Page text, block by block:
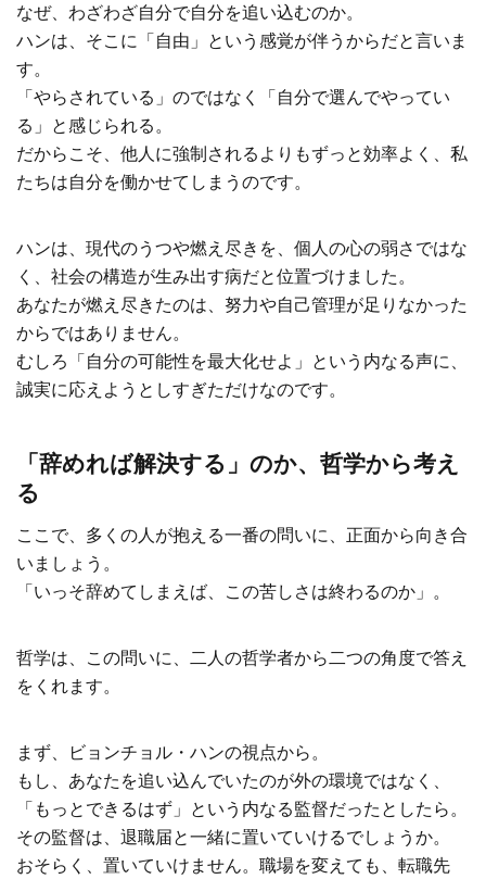
なぜ、わざわざ自分で自分を追い込むのか。
ハンは、そこに「自由」という感覚が伴うからだと言いま
す。
「やらされている」のではなく「自分で選んでやってい
る」と感じられる。
だからこそ、他人に強制されるよりもずっと効率よく、私
たちは自分を働かせてしまうのです。
ハンは、現代のうつや燃え尽きを、個人の心の弱さではな
く、社会の構造が生み出す病だと位置づけました。
あなたが燃え尽きたのは、努力や自己管理が足りなかった
からではありません。
むしろ「自分の可能性を最大化せよ」という内なる声に、
誠実に応えようとしすぎただけなのです。
「辞めれば解決する」のか、哲学から考え
る
ここで、多くの人が抱える一番の問いに、正面から向き合
いましょう。
「いっそ辞めてしまえば、この苦しさは終わるのか」。
哲学は、この問いに、二人の哲学者から二つの角度で答え
をくれます。
まず、ビョンチョル・ハンの視点から。
もし、あなたを追い込んでいたのが外の環境ではなく、
「もっとできるはず」という内なる監督だったとしたら。
その監督は、退職届と一緒に置いていけるでしょうか。
おそらく、置いていけません。職場を変えても、転職先